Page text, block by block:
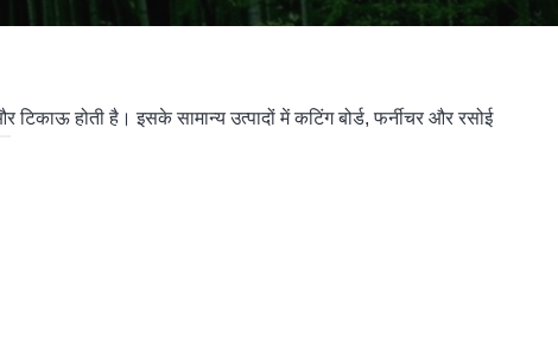
होती है। इसके सामान्य उत्पादों में कटिंग बोर्ड, फर्नीचर और रसोई